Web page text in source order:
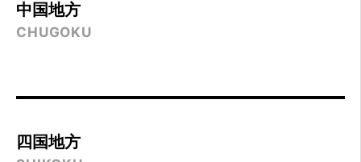
中国地方
CHUGOKU
四国地方